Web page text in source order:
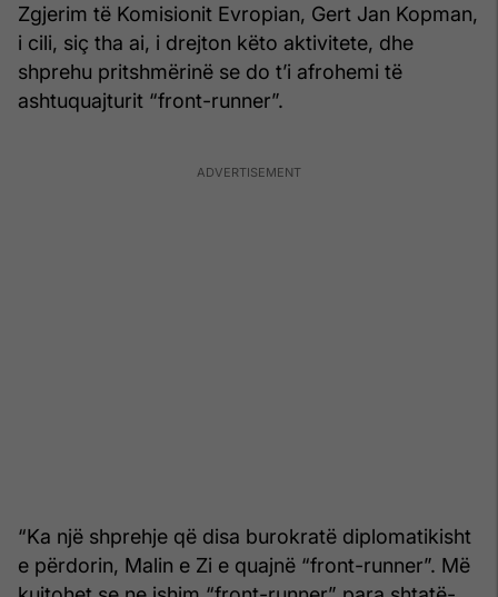
Zgjerim të Komisionit Evropian, Gert Jan Kopman,
i cili, siç tha ai, i drejton këto aktivitete, dhe
shprehu pritshmërinë se do t’i afrohemi të
ashtuquajturit “front-runner”.
“Ka një shprehje që disa burokratë diplomatikisht
e përdorin, Malin e Zi e quajnë “front-runner”. Më